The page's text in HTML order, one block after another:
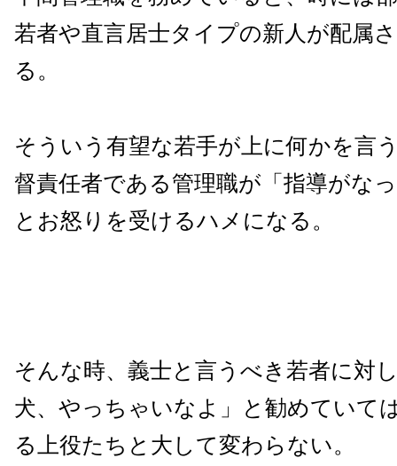
若者や直言居士タイプの新人が配属
る。
そういう有望な若手が上に何かを言
督責任者である管理職が「指導がな
とお怒りを受けるハメになる。
そんな時、義士と言うべき若者に対
犬、やっちゃいなよ」と勧めていて
る上役たちと大して変わらない。